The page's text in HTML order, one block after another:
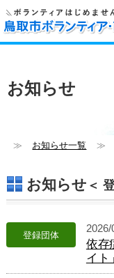
ー
ジ
内
ス
キ
ク
で
ン
ン
お知らせ
≫ お知らせ一覧 ≫
お知らせ ＜
登録団体
2026/
依存
イト」